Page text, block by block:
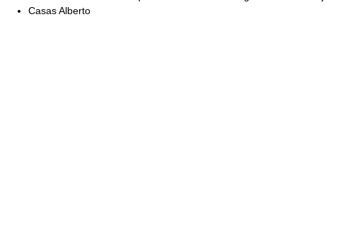
Casas Alberto